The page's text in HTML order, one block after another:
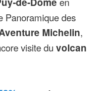
Panoramique des
Michelin,
visite duvolcan